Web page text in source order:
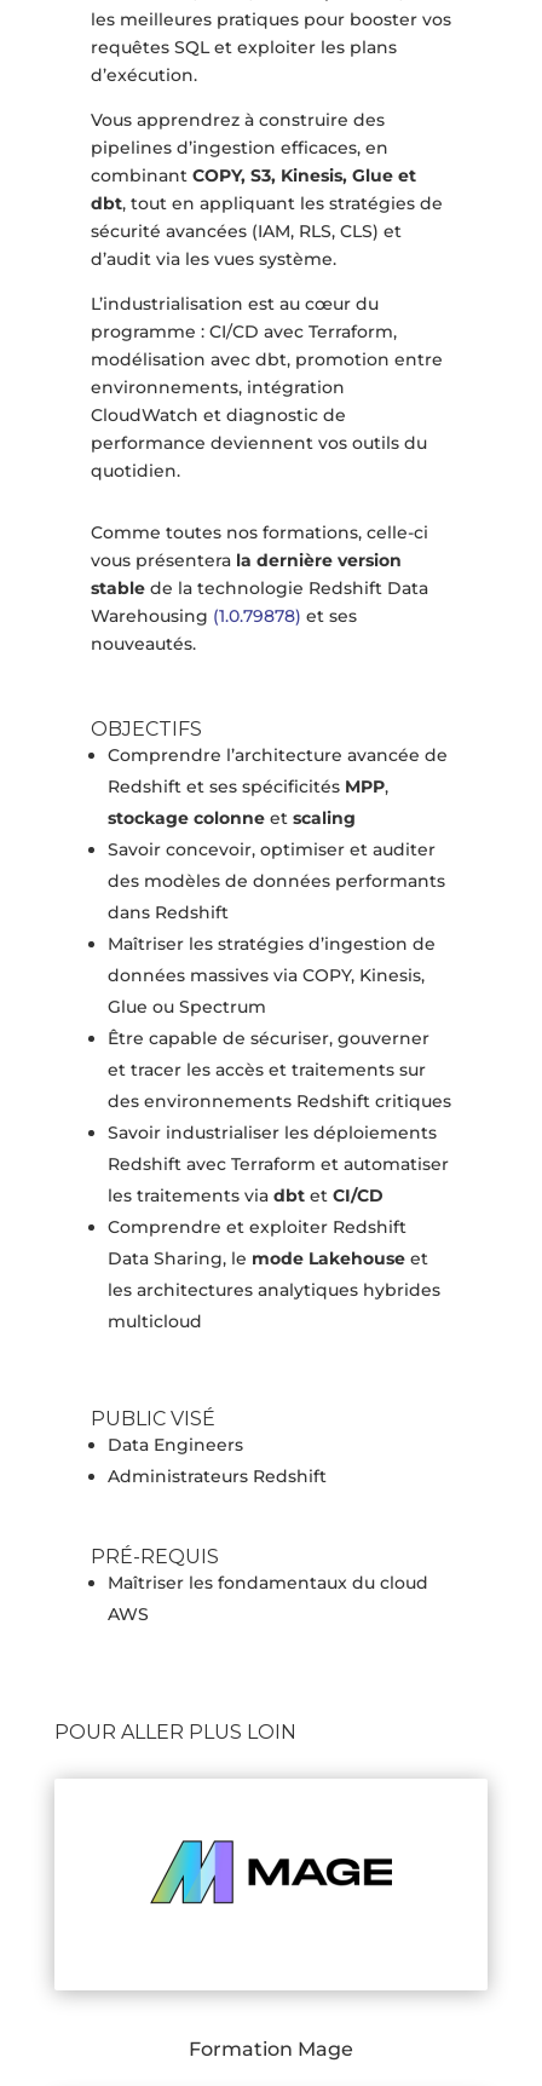
les meilleures pratiques pour booster vos
requêtes SQL et exploiter les plans
d’exécution.
Vous apprendrez à construire des
pipelines d’ingestion efficaces, en
combinant COPY, S3, Kinesis, Glue et
dbt, tout en appliquant les stratégies de
sécurité avancées (IAM, RLS, CLS) et
d’audit via les vues système.
L’industrialisation est au cœur du
programme : CI/CD avec Terraform,
modélisation avec dbt, promotion entre
environnements, intégration
CloudWatch et diagnostic de
performance deviennent vos outils du
quotidien.
Comme toutes nos formations, celle-ci
vous présentera la dernière version
stablede la technologie Redshift Data
Warehousing (1.0.79878) et ses
nouveautés.
OBJECTIFS
Comprendre l’architecture avancée de
Redshift et ses spécificités MPP,
stockage colonneet scaling
Savoir concevoir, optimiser et auditer
des modèles de données performants
dans Redshift
Maîtriser les stratégies d’ingestion de
données massives via COPY, Kinesis,
Glue ou Spectrum
Être capable de sécuriser, gouverner
et tracer les accès et traitements sur
des environnements Redshift critiques
Savoir industrialiser les déploiements
Redshift avec Terraform et automatiser
les traitements via dbtet CI/CD
Comprendre et exploiter Redshift
Data Sharing, le mode Lakehouseet
les architectures analytiques hybrides
multicloud
PUBLIC VISÉ
Data Engineers
Administrateurs Redshift
PRÉ-REQUIS
Maîtriser les fondamentaux du cloud
AWS
POUR ALLER PLUS LOIN
Formation Mage